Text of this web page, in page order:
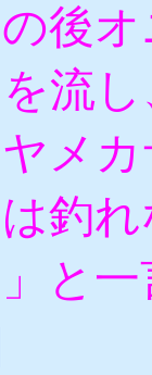
後
流
メ
釣
と一